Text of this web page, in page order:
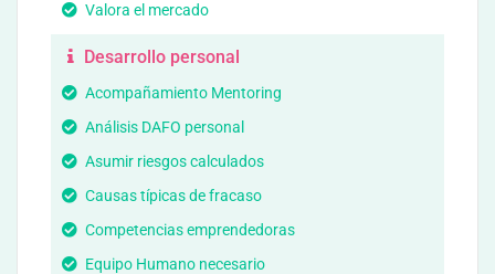
Valora el mercado
Desarrollo personal
Acompañamiento Mentoring
Análisis DAFO personal
Asumir riesgos calculados
Causas típicas de fracaso
Competencias emprendedoras
Equipo Humano necesario